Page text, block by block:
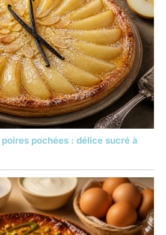
pochées : délice sucré à